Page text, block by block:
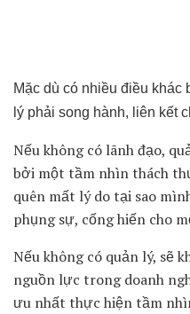
Mặc dù có nhiều điều khác
lý phải song hành, liên kết
Nếu không có lãnh đạo,
bởi một tầm nhìn thách
quên mất lý do tại sao
phụng sự, cống hiến cho
Nếu không có quản lý, sẽ
nguồn lực trong doanh
ưu nhất thực hiện tầm